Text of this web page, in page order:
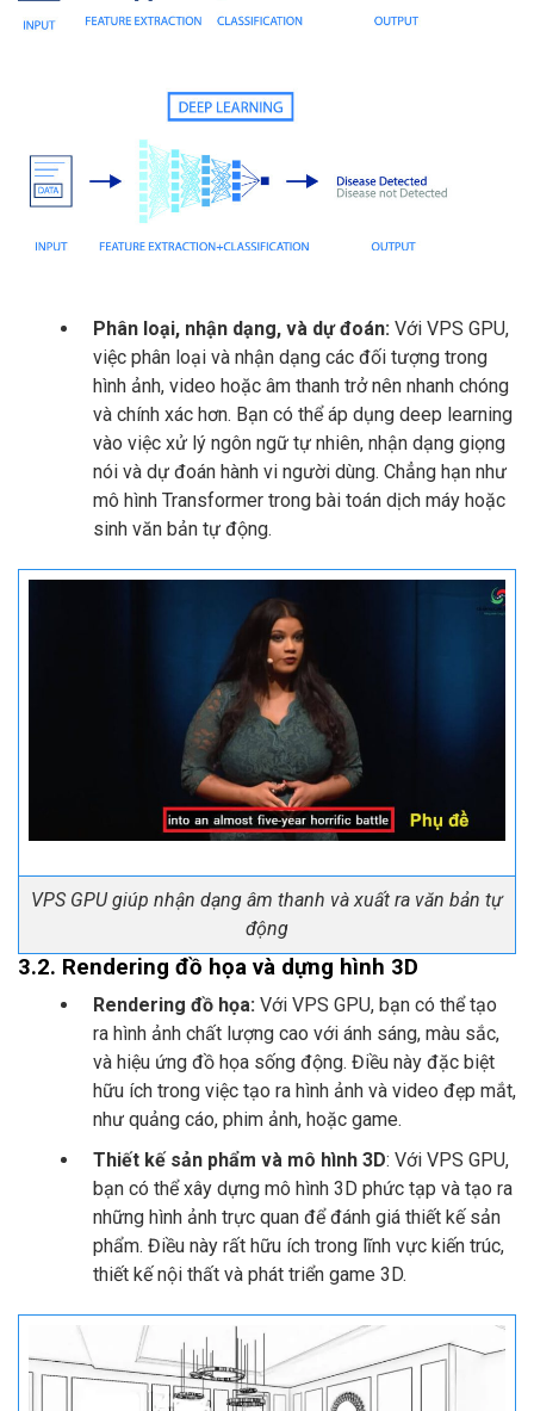
Phân loại, nhận dạng, và dự đoán:Với VPS GPU,
việc phân loại và nhận dạng các đối tượng trong
hình ảnh, video hoặc âm thanh trở nên nhanh chóng
và chính xác hơn. Bạn có thể áp dụng deep learning
vào việc xử lý ngôn ngữ tự nhiên, nhận dạng giọng
nói và dự đoán hành vi người dùng. Chẳng hạn như
mô hình Transformer trong bài toán dịch máy hoặc
sinh văn bản tự động.
VPS GPU giúp nhận dạng âm thanh và xuất ra văn bản tự
động
3.2. Rendering đồ họa và dựng hình 3D
Rendering đồ họa:Với VPS GPU, bạn có thể tạo
ra hình ảnh chất lượng cao với ánh sáng, màu sắc,
và hiệu ứng đồ họa sống động. Điều này đặc biệt
hữu ích trong việc tạo ra hình ảnh và video đẹp mắt,
như quảng cáo, phim ảnh, hoặc game.
Thiết kế sản phẩm và mô hình 3D: Với VPS GPU,
bạn có thể xây dựng mô hình 3D phức tạp và tạo ra
những hình ảnh trực quan để đánh giá thiết kế sản
phẩm. Điều này rất hữu ích trong lĩnh vực kiến trúc,
thiết kế nội thất và phát triển game 3D.